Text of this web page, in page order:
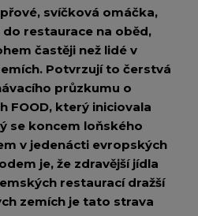
svíčková omáčka,
do restaurace na oběd,
častěji než lidé v
Potvrzují to čerstvá
průzkumu o
FOOD, který iniciovala
se koncem loňského
v jedenácti evropských
je, že zdravější jídla
restaurací dražší
zemích je tato strava